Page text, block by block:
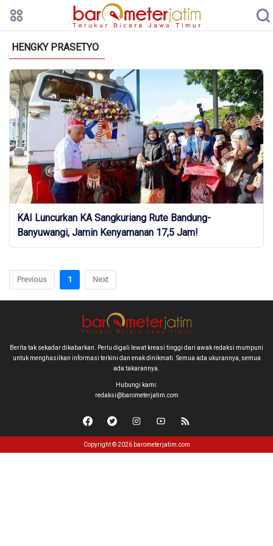
HENGKY PRASETYO
KAI Luncurkan KA Sangkuriang Rute Bandung-
Banyuwangi, Jamin Kenyamanan 17,5 Jam!
Previous 1 Next
Berita tak sekadar dikabarkan. Perlu digali lewat kreasi tinggi dari awak redaksi mumpuni
untuk menghasilkan informasi terkini dan enak dinikmati. Semua ada ukurannya, semua
ada takarannya.
Hubungi kami:
redaksi@barometerjatim.com
Copyright © 2026 barometerjatim.com